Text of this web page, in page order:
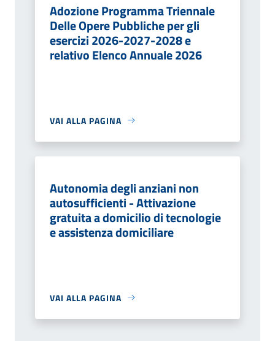
Adozione Programma Triennale
Delle Opere Pubbliche per gli
esercizi 2026-2027-2028 e
relativo Elenco Annuale 2026
VAI ALLA PAGINA
Autonomia degli anziani non
autosufficienti - Attivazione
gratuita a domicilio di tecnologie
e assistenza domiciliare
VAI ALLA PAGINA